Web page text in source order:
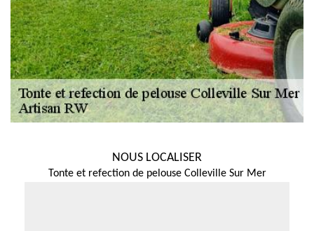
NOUS LOCALISER
Tonte et refection de pelouse Colleville Sur Mer